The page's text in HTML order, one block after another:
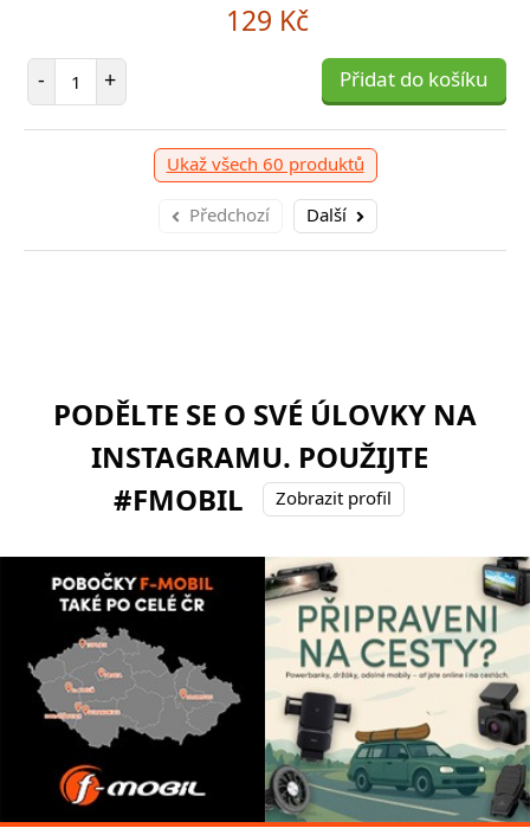
129 Kč
- Počet položek
+ Přidat do košíku
Ukaž všech 60 produktů
Předchozí Další
PODĚLTE SE O SVÉ ÚLOVKY NA
INSTAGRAMU. POUŽIJTE
#FMOBIL
Zobrazit profil